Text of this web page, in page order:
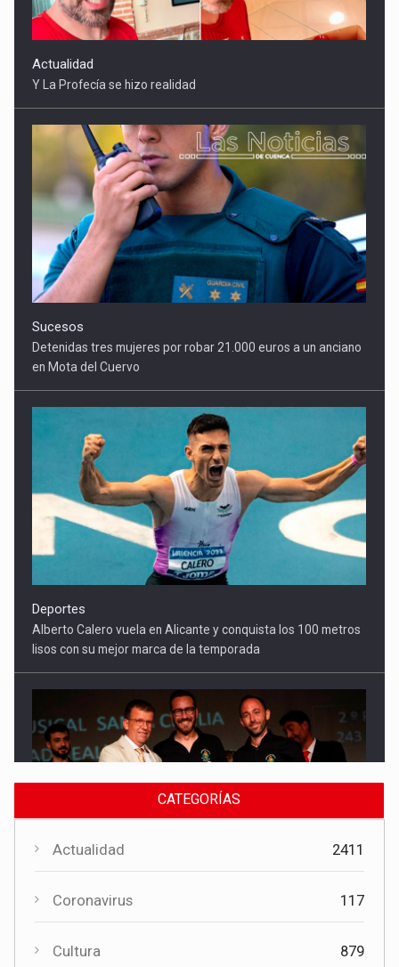
Sucesos
Detenidas tres mujeres por robar 21.000 euros a un anciano
en Mota del Cuervo
Deportes
Alberto Calero vuela en Alicante y conquista los 100 metros
lisos con su mejor marca de la temporada
Cultura
El Gobierno regional apoya el Certamen de Bandas de Mota
del Cuervo con 18.000 euros
CATEGORÍAS
Actualidad 2411
Coronavirus 117
Cultura 879